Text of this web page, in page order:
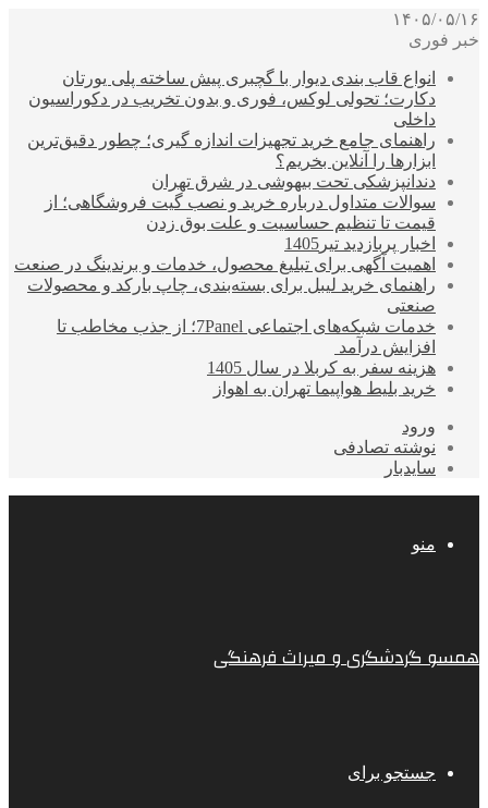
۱۴۰۵/۰۵/۱۶
خبر فوری
انواع قاب بندی دیوار با گچبری پیش ساخته پلی یورتان
دکارت؛ تحولی لوکس، فوری و بدون تخریب در دکوراسیون
داخلی
راهنمای جامع خرید تجهیزات اندازه گیری؛ چطور دقیق‌ترین
ابزارها را آنلاین بخریم؟
دندانپزشکی تحت بیهوشی در شرق تهران
سوالات متداول درباره خرید و نصب گیت فروشگاهی؛ از
قیمت تا تنظیم حساسیت و علت بوق زدن
اخبار پربازدید تیر1405
اهمیت آگهی برای تبلیغ محصول، خدمات و برندینگ در صنعت
راهنمای خرید لیبل برای بسته‌بندی، چاپ بارکد و محصولات
صنعتی
خدمات شبکه‌های اجتماعی 7Panel؛ از جذب مخاطب تا
افزایش درآمد
هزینه سفر به کربلا در سال 1405
خرید بلیط هواپیما تهران به اهواز
ورود
نوشته تصادفی
سایدبار
منو
همسو گردشگری و میراث فرهنگی
جستجو برای